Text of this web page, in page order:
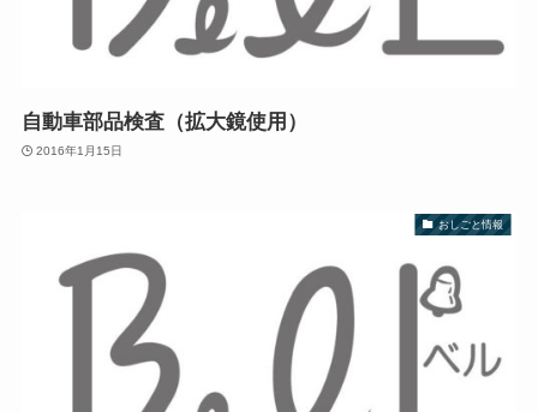
自動車部品検査（拡大鏡使用）
2016年1月15日
おしごと情報